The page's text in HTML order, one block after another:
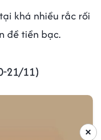
khá nhiều rắc rối
đề tiền bạc.
21/11)
×